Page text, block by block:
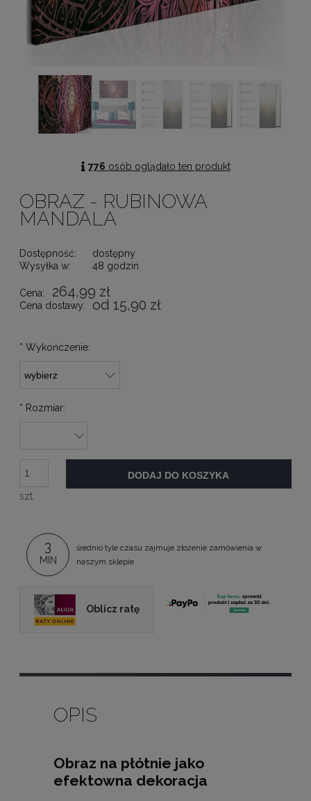
776 osób oglądało ten produkt
OBRAZ - RUBINOWA
MANDALA
Dostępność:
dostępny
Wysyłka w:
48 godzin
Cena: 264,99 zł
Cena dostawy: od 15,90 zł
* Wykończenie:
* Rozmiar:
szt.
DODAJ DO KOSZYKA
3
MIN
średnio tyle czasu zajmuje złożenie zamówienia w
naszym sklepie
Oblicz ratę
OPIS
Obraz na płótnie jako
efektowna dekoracja